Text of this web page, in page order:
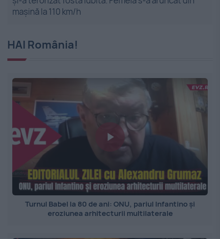
mașină la 110 km/h
HAI România!
Turnul Babel la 80 de ani: ONU, pariul Infantino și
eroziunea arhitecturii multilaterale